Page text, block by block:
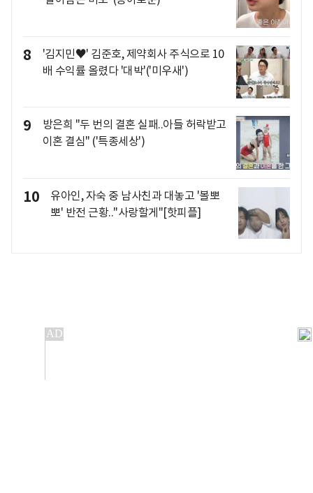
8
'김지민♥' 김준호, 제약회사 주식으로 10
배 수익률 올렸다 '대박'('미우새')
9
방은희 "두 번의 결혼 실패..아들 허락받고
이혼 결심" ('특종세상')
10
유아인, 자숙 중 남사친과 대놓고 '볼뽀
뽀' 반전 근황.."사랑할게"[핫피플]